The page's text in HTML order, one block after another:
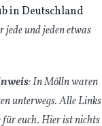
und jeden etwas
: In Mölln waren
unterwegs. Alle Links
für euch. Hier ist nichts